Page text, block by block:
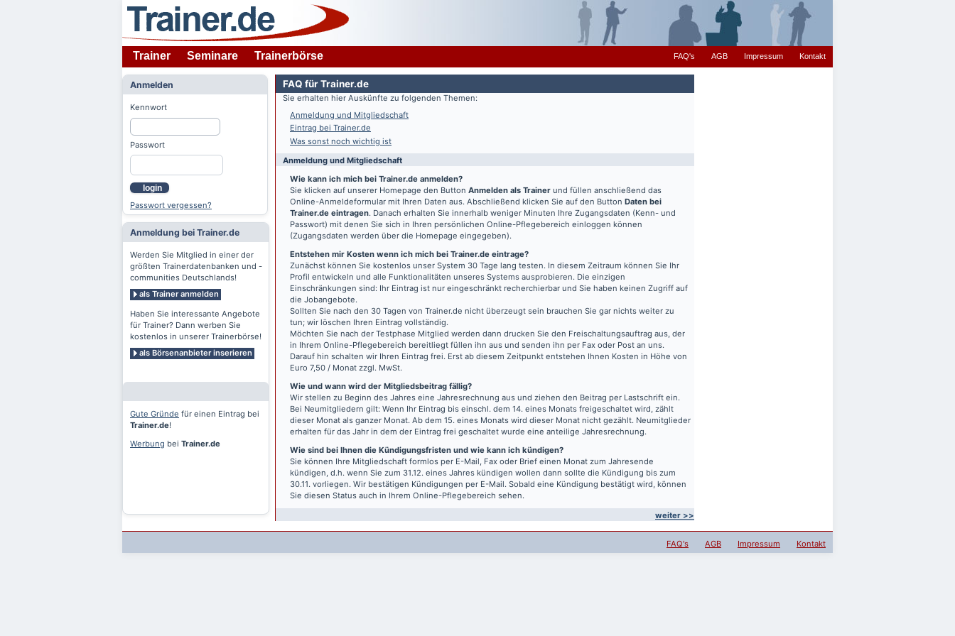
Trainer Seminare Trainerbörse FAQ's AGB Impressum Kontakt
Anmelden
Kennwort
Passwort
login
Passwort vergessen?
Anmeldung bei Trainer.de
Werden Sie Mitglied in einer der
größten Trainerdatenbanken und -
communities Deutschlands!
als Trainer anmelden
Haben Sie interessante Angebote
für Trainer? Dann werben Sie
kostenlos in unserer Trainerbörse!
als Börsenanbieter inserieren
Gute Gründe für einen Eintrag bei
Trainer.de!
Werbung bei Trainer.de
FAQ für Trainer.de
Sie erhalten hier Auskünfte zu folgenden Themen:
Anmeldung und Mitgliedschaft
Eintrag bei Trainer.de
Was sonst noch wichtig ist
Anmeldung und Mitgliedschaft
Wie kann ich mich bei Trainer.de anmelden?
Sie klicken auf unserer Homepage den Button Anmelden als Trainer und füllen anschließend das
Online-Anmeldeformular mit Ihren Daten aus. Abschließend klicken Sie auf den Button Daten bei
Trainer.de eintragen. Danach erhalten Sie innerhalb weniger Minuten Ihre Zugangsdaten (Kenn- und
Passwort) mit denen Sie sich in Ihren persönlichen Online-Pflegebereich einloggen können
(Zugangsdaten werden über die Homepage eingegeben).
Entstehen mir Kosten wenn ich mich bei Trainer.de eintrage?
Zunächst können Sie kostenlos unser System 30 Tage lang testen. In diesem Zeitraum können Sie Ihr
Profil entwickeln und alle Funktionalitäten unseres Systems ausprobieren. Die einzigen
Einschränkungen sind: Ihr Eintrag ist nur eingeschränkt recherchierbar und Sie haben keinen Zugriff auf
die Jobangebote.
Sollten Sie nach den 30 Tagen von Trainer.de nicht überzeugt sein brauchen Sie gar nichts weiter zu
tun; wir löschen Ihren Eintrag vollständig.
Möchten Sie nach der Testphase Mitglied werden dann drucken Sie den Freischaltungsauftrag aus, der
in Ihrem Online-Pflegebereich bereitliegt füllen ihn aus und senden ihn per Fax oder Post an uns.
Darauf hin schalten wir Ihren Eintrag frei. Erst ab diesem Zeitpunkt entstehen Ihnen Kosten in Höhe von
Euro 7,50 / Monat zzgl. MwSt.
Wie und wann wird der Mitgliedsbeitrag fällig?
Wir stellen zu Beginn des Jahres eine Jahresrechnung aus und ziehen den Beitrag per Lastschrift ein.
Bei Neumitgliedern gilt: Wenn Ihr Eintrag bis einschl. dem 14. eines Monats freigeschaltet wird, zählt
dieser Monat als ganzer Monat. Ab dem 15. eines Monats wird dieser Monat nicht gezählt. Neumitglieder
erhalten für das Jahr in dem der Eintrag frei geschaltet wurde eine anteilige Jahresrechnung.
Wie sind bei Ihnen die Kündigungsfristen und wie kann ich kündigen?
Sie können Ihre Mitgliedschaft formlos per E-Mail, Fax oder Brief einen Monat zum Jahresende
kündigen, d.h. wenn Sie zum 31.12. eines Jahres kündigen wollen dann sollte die Kündigung bis zum
30.11. vorliegen. Wir bestätigen Kündigungen per E-Mail. Sobald eine Kündigung bestätigt wird, können
Sie diesen Status auch in Ihrem Online-Pflegebereich sehen.
weiter >>
FAQ's AGB Impressum Kontakt